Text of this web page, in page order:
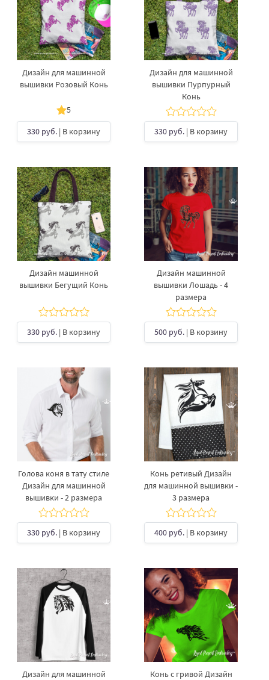
Дизайн для машинной
вышивки Розовый Конь
5
330 руб. | В корзину
Дизайн для машинной
вышивки Пурпурный
Конь
330 руб. | В корзину
Дизайн машинной
вышивки Бегущий Конь
330 руб. | В корзину
Дизайн машинной
вышивки Лошадь - 4
размера
500 руб. | В корзину
Голова коня в тату стиле
Дизайн для машинной
вышивки - 2 размера
330 руб. | В корзину
Конь ретивый Дизайн
для машинной вышивки -
3 размера
400 руб. | В корзину
Дизайн для машинной
Конь с гривой Дизайн